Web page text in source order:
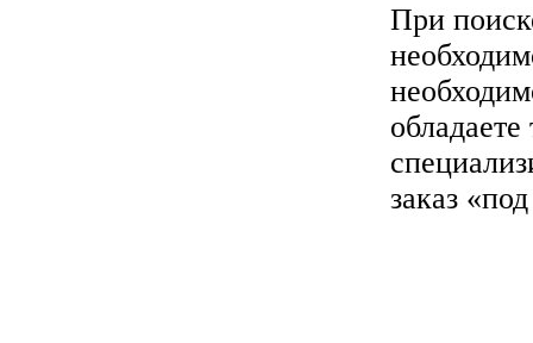
При
заказ